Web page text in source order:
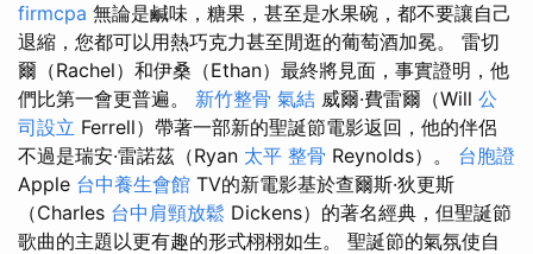
firmcpa 無論是鹹味，糖果，甚至是水果碗，都不要讓自己
退縮，您都可以用熱巧克力甚至閒逛的葡萄酒加冕。 雷切
爾（Rachel）和伊桑（Ethan）最終將見面，事實證明，他
們比第一會更普遍。 新竹整骨 氣結 威爾·費雷爾（Will 公
司設立 Ferrell）帶著一部新的聖誕節電影返回，他的伴侶
不過是瑞安·雷諾茲（Ryan 太平 整骨 Reynolds）。 台胞證
Apple 台中養生會館 TV的新電影基於查爾斯·狄更斯
（Charles 台中肩頸放鬆 Dickens）的著名經典，但聖誕節
歌曲的主題以更有趣的形式栩栩如生。 聖誕節的氣氛使自